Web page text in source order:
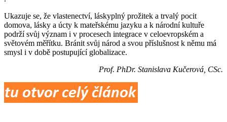
Ukazuje se, že vlastenectví, láskyplný prožitek a trvalý pocit
domova, lásky a úcty k mateřskému jazyku a k národní kultuře
podrží svůj význam i v procesech integrace v celoevropském a
světovém měřítku. Bránit svůj národ a svou příslušnost k němu má
smysl i v době postupující globalizace.
Prof. PhDr. Stanislava Kučerová, CSc.